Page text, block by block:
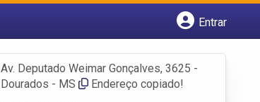
Entrar
Fazer login
Criar conta
Av. Deputado Weimar Gonçalves, 3625 -
Dourados - MS
Endereço copiado!